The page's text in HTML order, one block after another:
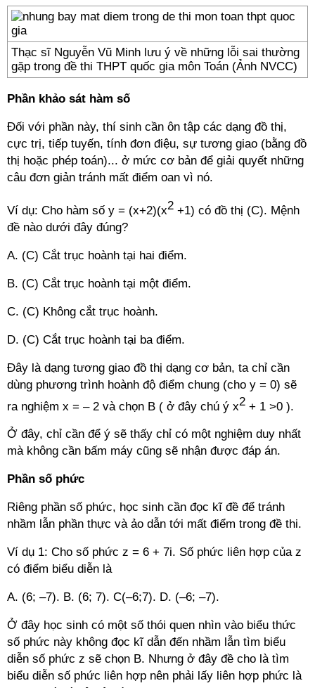
Thạc sĩ Nguyễn Vũ Minh lưu ý về những lỗi sai thường
gặp trong đề thi THPT quốc gia môn Toán (Ảnh NVCC)
Phần khảo sát hàm số
Đối với phần này, thí sinh cần ôn tập các dạng đồ thị,
cực trị, tiếp tuyến, tính đơn điệu, sự tương giao (bằng đồ
thị hoặc phép toán)... ở mức cơ bản để giải quyết những
câu đơn giản tránh mất điểm oan vì nó.
Ví dụ: Cho hàm số y = (x+2)(x2 +1) có đồ thị (C). Mệnh
đề nào dưới đây đúng?
A. (C) Cắt trục hoành tại hai điểm.
B. (C) Cắt trục hoành tại một điểm.
C. (C) Không cắt trục hoành.
D. (C) Cắt trục hoành tại ba điểm.
Đây là dạng tương giao đồ thị dạng cơ bản, ta chỉ cần
dùng phương trình hoành độ điểm chung (cho y = 0) sẽ
ra nghiệm x = – 2 và chọn B ( ở đây chú ý x2 + 1 >0 ).
Ở đây, chỉ cần để ý sẽ thấy chỉ có một nghiệm duy nhất
mà không cần bấm máy cũng sẽ nhận được đáp án.
Phần số phức
Riêng phần số phức, học sinh cần đọc kĩ đề để tránh
nhầm lẫn phần thực và ảo dẫn tới mất điểm trong đề thi.
Ví dụ 1: Cho số phức z = 6 + 7i. Số phức liên hợp của z
có điểm biểu diễn là
A. (6; –7). B. (6; 7). C(–6;7). D. (–6; –7).
Ở đây học sinh có một số thói quen nhìn vào biểu thức
số phức này không đọc kĩ dẫn đến nhầm lẫn tìm biểu
diễn số phức z sẽ chọn B. Nhưng ở đây đề cho là tìm
biểu diễn số phức liên hợp nên phải lấy liên hợp phức là